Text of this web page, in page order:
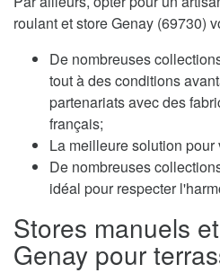
roulant et store Genay (69730)
De nombreuses
tout à des conditions
partenariats avec des
français;
La meilleure solution
De nombreuses
idéal pour respecter
Stores manuels
Genay pour